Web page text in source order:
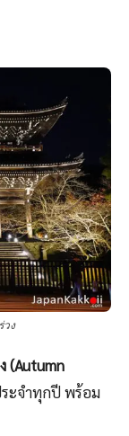
วง
(Autumn
ะจำทุกปี พร้อม